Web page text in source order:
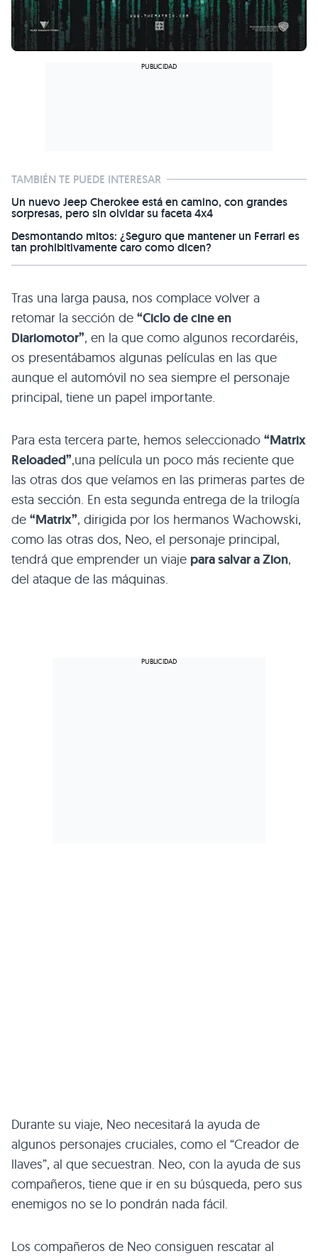
TAMBIÉN TE PUEDE INTERESAR
Un nuevo Jeep Cherokee está en camino, con grandes
sorpresas, pero sin olvidar su faceta 4x4
Desmontando mitos: ¿Seguro que mantener un Ferrari es
tan prohibitivamente caro como dicen?
Tras una larga pausa, nos complace volver a
retomar la sección de “Ciclo de cine en
Diariomotor”, en la que como algunos recordaréis,
os presentábamos algunas películas en las que
aunque el automóvil no sea siempre el personaje
principal, tiene un papel importante.
Para esta tercera parte, hemos seleccionado “Matrix
Reloaded”,una película un poco más reciente que
las otras dos que veíamos en las primeras partes de
esta sección. En esta segunda entrega de la trilogía
de “Matrix”, dirigida por los hermanos Wachowski,
como las otras dos, Neo, el personaje principal,
tendrá que emprender un viaje para salvar a Zion,
del ataque de las máquinas.
Durante su viaje, Neo necesitará la ayuda de
algunos personajes cruciales, como el “Creador de
llaves”, al que secuestran. Neo, con la ayuda de sus
compañeros, tiene que ir en su búsqueda, pero sus
enemigos no se lo pondrán nada fácil.
Los compañeros de Neo consiguen rescatar al